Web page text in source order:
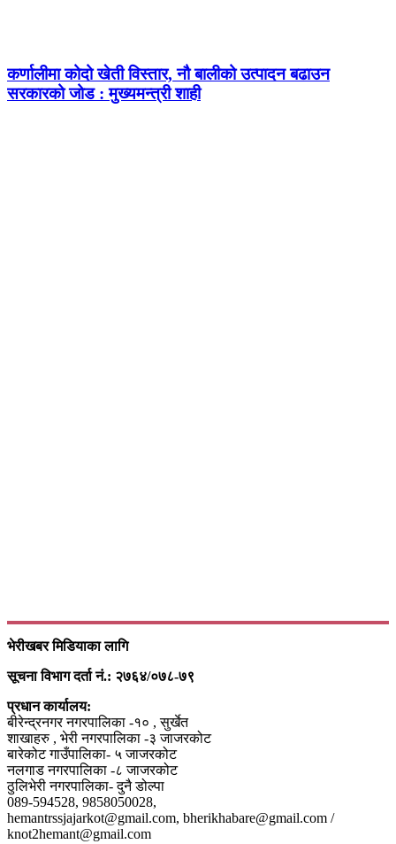
कर्णालीमा कोदो खेती विस्तार, नौ बालीको उत्पादन बढाउन
सरकारको जोड : मुख्यमन्त्री शाही
भेरीखबर मिडियाका लागि
सूचना विभाग दर्ता नं.: २७६४/०७८-७९
प्रधान कार्यालय:
बीरेन्द्रनगर नगरपालिका -१० , सुर्खेत
शाखाहरु , भेरी नगरपालिका -३ जाजरकोट
बारेकोट गाउँपालिका- ५ जाजरकोट
नलगाड नगरपालिका -८ जाजरकोट
ठुलिभेरी नगरपालिका- दुनै डोल्पा
089-594528, 9858050028,
hemantrssjajarkot@gmail.com, bherikhabare@gmail.com /
knot2hemant@gmail.com